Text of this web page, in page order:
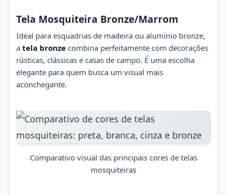
Tela Mosquiteira Bronze/Marrom
Ideal para esquadrias de madeira ou alumínio bronze,
a tela bronze combina perfeitamente com decorações
rústicas, clássicas e casas de campo. É uma escolha
elegante para quem busca um visual mais
aconchegante.
Comparativo visual das principais cores de telas
mosquiteiras